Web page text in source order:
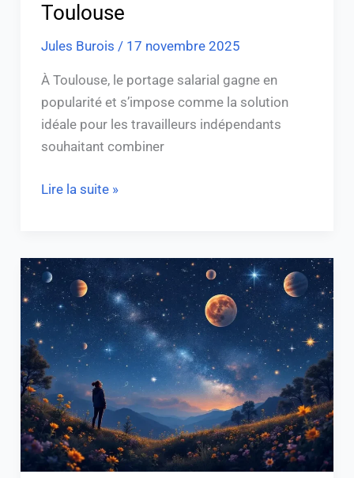
Toulouse
Jules Burois / 17 novembre 2025
À Toulouse, le portage salarial gagne en
popularité et s’impose comme la solution
idéale pour les travailleurs indépendants
souhaitant combiner
Lire la suite »
Découvrez
votre
thème
astral
sur
Astrotheme
:
guide
gratuit
et